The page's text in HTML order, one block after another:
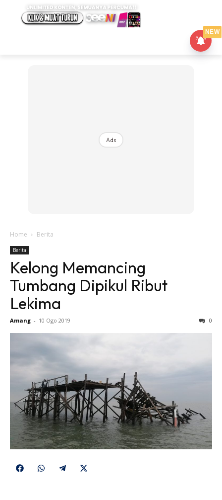
Ads
Home Berita
Berita
Kelong Memancing
Tumbang Dipikul Ribut
Lekima
Amang - 10 Ogo 2019 0
Share
Share
Share
NEW